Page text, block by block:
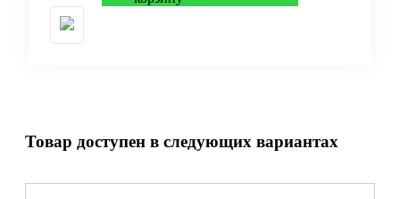
Товар доступен в следующих вариантах